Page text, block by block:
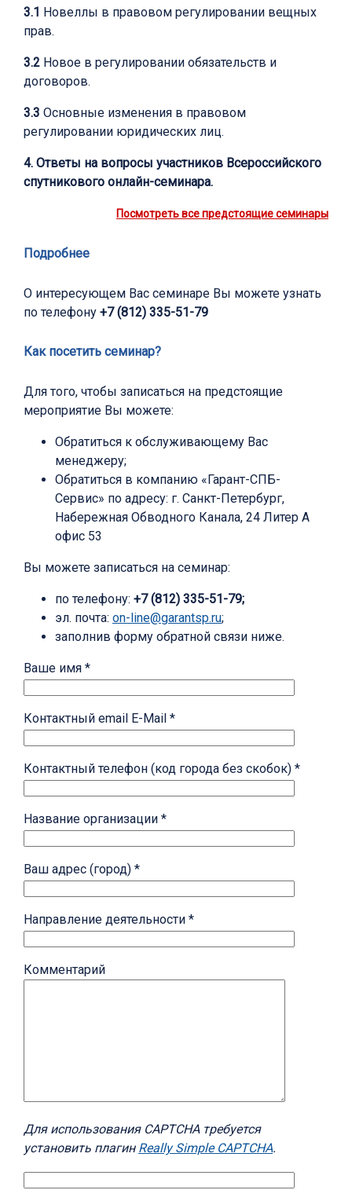
3.1 Новеллы в правовом регулировании вещных
прав.
3.2 Новое в регулировании обязательств и
договоров.
3.3 Основные изменения в правовом
регулировании юридических лиц.
4. Ответы на вопросы участников Всероссийского
спутникового онлайн-семинара.
Посмотреть все предстоящие семинары
Подробнее
О интересующем Вас семинаре Вы можете узнать
по телефону +7 (812) 335-51-79
Как посетить семинар?
Для того, чтобы записаться на предстоящие
мероприятие Вы можете:
Обратиться к обслуживающему Вас
менеджеру;
Обратиться в компанию «Гарант-СПБ-
Сервис» по адресу: г. Санкт-Петербург,
Набережная Обводного Канала, 24 Литер А
офис 53
Вы можете записаться на семинар:
по телефону: +7 (812) 335-51-79;
эл. почта: on-line@garantsp.ru;
заполнив форму обратной связи ниже.
Ваше имя *
Контактный email E-Mail *
Контактный телефон (код города без скобок) *
Название организации *
Ваш адрес (город) *
Направление деятельности *
Комментарий
Для использования CAPTCHA требуется
установить плагин Really Simple CAPTCHA.